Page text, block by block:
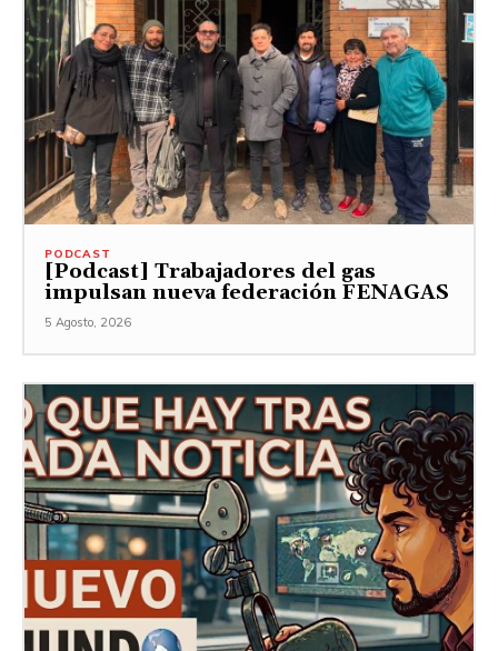
PODCAST
[Podcast] Trabajadores del gas
impulsan nueva federación FENAGAS
5 Agosto, 2026